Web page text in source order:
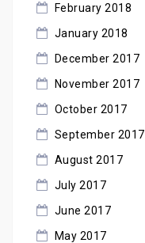
February 2018
January 2018
December 2017
November 2017
October 2017
September 2017
August 2017
July 2017
June 2017
May 2017